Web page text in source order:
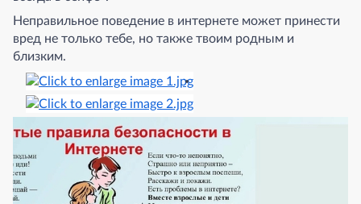
Неправильное поведение в интернете может принести
вред не только тебе, но также твоим родным и
близким.